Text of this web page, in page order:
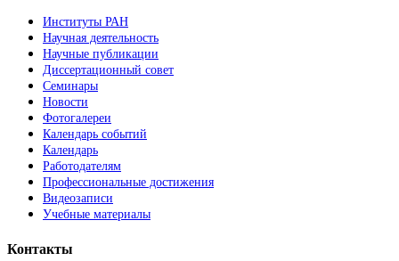
Институты РАН
Научная деятельность
Научные публикации
Диссертационный совет
Семинары
Новости
Фотогалереи
Календарь событий
Календарь
Работодателям
Профессиональные достижения
Видеозаписи
Учебные материалы
Контакты